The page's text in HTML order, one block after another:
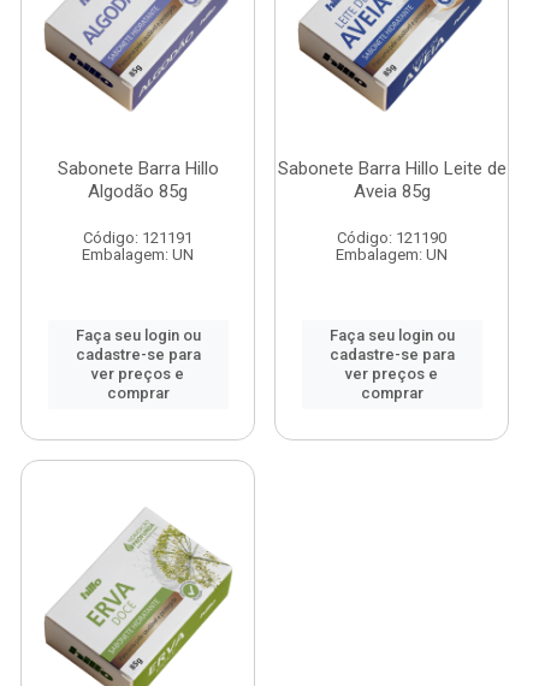
Sabonete Barra Hillo
Algodão 85g
Código: 121191
Embalagem: UN
Faça seu login ou
cadastre-se para
ver preços e
comprar
Sabonete Barra Hillo Leite de
Aveia 85g
Código: 121190
Embalagem: UN
Faça seu login ou
cadastre-se para
ver preços e
comprar